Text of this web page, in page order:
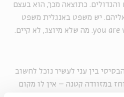
כתוצאה מכך, הוא בעצם
יש משפט באנגלית משפט
בין עני לעשיר נוכל לחשוב
במזוודה קטנה – אין לו מקום